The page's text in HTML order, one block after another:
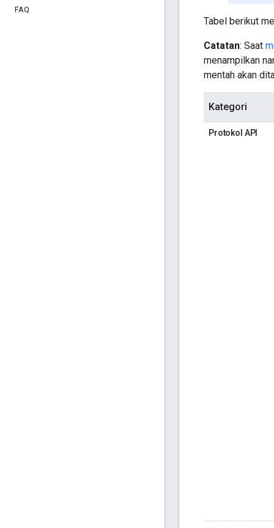
FAQ
Tabel berikut
Catatan: Saat
menampilkan
mentah akan
Kategori
Protokol API